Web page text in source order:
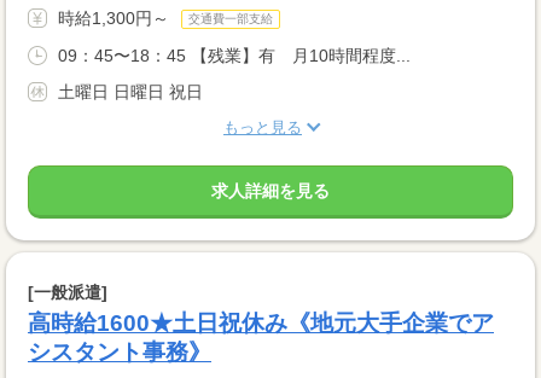
時給1,300円～ 交通費一部支給
09：45〜18：45 【残業】有 月10時間程度...
土曜日 日曜日 祝日
もっと見る
求人詳細を見る
[一般派遣]
高時給1600★土日祝休み《地元大手企業でア
シスタント事務》